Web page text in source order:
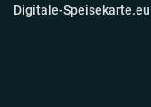
Digitale-Speisekarte.eu